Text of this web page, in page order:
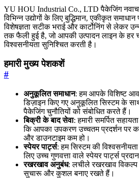
YU HOU Industrial Co., LTD पैकेजिंग
विभिन्न उद्योगों के लिए बुद्धिमान, एकीकृत
विशेषज्ञता सटीक भराई और कार्टोनिंग से लेकर
तक फैली हुई है, जो आपकी उत्पादन लाइन के हर
विश्वसनीयता सुनिश्चित करती है।
हमारी मुख्य पेशकशें
#
अनुकूलित समाधान: हम आपके विशिष्ट
डिज़ाइन किए गए अनुकूलित सिस्टम के साथ
पैकेजिंग चुनौतियों को संबोधित करते हैं।
बिक्री के बाद सेवा: हमारी समर्पित
कि आपका उपकरण उच्चतम प्रदर्शन पर
और डाउनटाइम कम हो।
स्पेयर पार्ट्स: हम सिस्टम की
लिए उच्च गुणवत्ता वाले स्पेयर पार्ट्स
रखरखाव अनुबंध: लचीले रखरखाव
सुचारू और कुशल बनाए रखते हैं।